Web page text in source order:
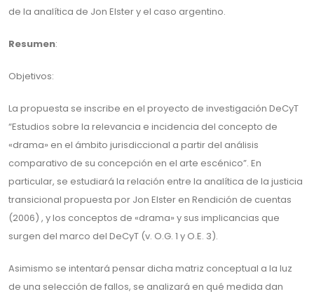
de la analítica de Jon Elster y el caso argentino.
Resumen:
Objetivos:
La propuesta se inscribe en el proyecto de investigación DeCyT
“Estudios sobre la relevancia e incidencia del concepto de
«drama» en el ámbito jurisdiccional a partir del análisis
comparativo de su concepción en el arte escénico”. En
particular, se estudiará la relación entre la analítica de la justicia
transicional propuesta por Jon Elster en Rendición de cuentas
(2006) , y los conceptos de «drama» y sus implicancias que
surgen del marco del DeCyT (v. O.G. 1 y O.E. 3).
Asimismo se intentará pensar dicha matriz conceptual a la luz
de una selección de fallos, se analizará en qué medida dan